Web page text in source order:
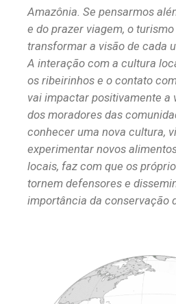
Amazônia. Se pensarmos
e do prazer viagem, o
transformar a visão de cada
A interação com a cultura
os ribeirinhos e o contato
vai impactar positivamente a
dos moradores das
conhecer uma nova cultura,
experimentar novos
locais, faz com que os
tornem defensores e
importância da conservação